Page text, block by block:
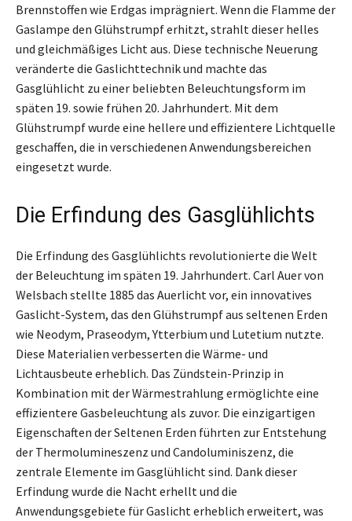
Brennstoffen wie Erdgas imprägniert. Wenn die Flamme der
Gaslampe den Glühstrumpf erhitzt, strahlt dieser helles
und gleichmäßiges Licht aus. Diese technische Neuerung
veränderte die Gaslichttechnik und machte das
Gasglühlicht zu einer beliebten Beleuchtungsform im
späten 19. sowie frühen 20. Jahrhundert. Mit dem
Glühstrumpf wurde eine hellere und effizientere Lichtquelle
geschaffen, die in verschiedenen Anwendungsbereichen
eingesetzt wurde.
Die Erfindung des Gasglühlichts
Die Erfindung des Gasglühlichts revolutionierte die Welt
der Beleuchtung im späten 19. Jahrhundert. Carl Auer von
Welsbach stellte 1885 das Auerlicht vor, ein innovatives
Gaslicht-System, das den Glühstrumpf aus seltenen Erden
wie Neodym, Praseodym, Ytterbium und Lutetium nutzte.
Diese Materialien verbesserten die Wärme- und
Lichtausbeute erheblich. Das Zündstein-Prinzip in
Kombination mit der Wärmestrahlung ermöglichte eine
effizientere Gasbeleuchtung als zuvor. Die einzigartigen
Eigenschaften der Seltenen Erden führten zur Entstehung
der Thermolumineszenz und Candoluminiszenz, die
zentrale Elemente im Gasglühlicht sind. Dank dieser
Erfindung wurde die Nacht erhellt und die
Anwendungsgebiete für Gaslicht erheblich erweitert, was